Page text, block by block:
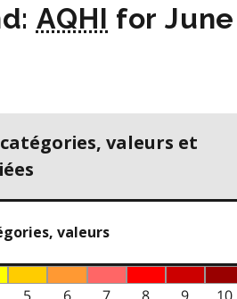
AQHI for
valeurs et
valeurs